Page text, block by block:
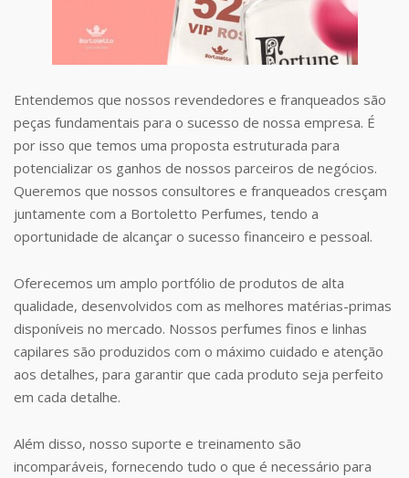
Entendemos que nossos revendedores e franqueados são
peças fundamentais para o sucesso de nossa empresa. É
por isso que temos uma proposta estruturada para
potencializar os ganhos de nossos parceiros de negócios.
Queremos que nossos consultores e franqueados cresçam
juntamente com a Bortoletto Perfumes, tendo a
oportunidade de alcançar o sucesso financeiro e pessoal.
Oferecemos um amplo portfólio de produtos de alta
qualidade, desenvolvidos com as melhores matérias-primas
disponíveis no mercado. Nossos perfumes finos e linhas
capilares são produzidos com o máximo cuidado e atenção
aos detalhes, para garantir que cada produto seja perfeito
em cada detalhe.
Além disso, nosso suporte e treinamento são
incomparáveis, fornecendo tudo o que é necessário para